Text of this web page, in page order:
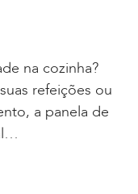
na cozinha?
refeições ou
a panela de